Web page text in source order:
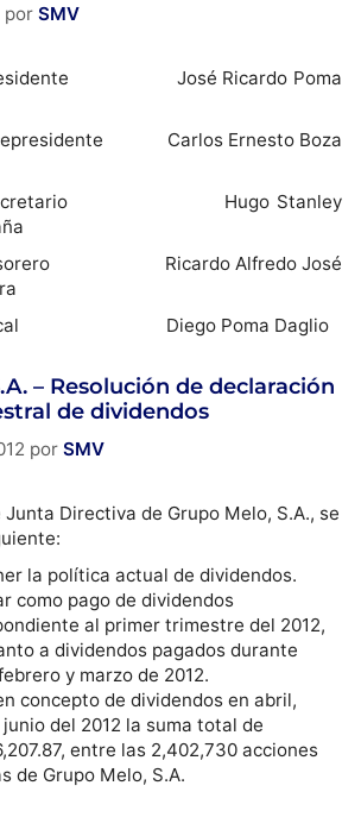
por SMV
José Ricardo Poma
Carlos Ernesto Boza
Secretario Hugo Stanley
Ricardo Alfredo José
Vocal Diego Poma Daglio
– Resolución de declaración
de dividendos
por SMV
Junta Directiva de Grupo Melo, S.A., se
la política actual de dividendos.
como pago de dividendos
al primer trimestre del 2012,
a dividendos pagados durante
y marzo de 2012.
concepto de dividendos en abril,
junio del 2012 la suma total de
entre las 2,402,730 acciones
de Grupo Melo, S.A.